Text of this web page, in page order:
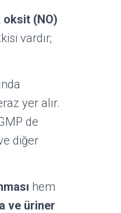
(NO)
vardır;
yer alır.
de
diğer
hem
ve üriner